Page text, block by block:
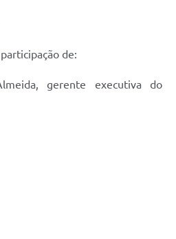
de:
gerente executiva do